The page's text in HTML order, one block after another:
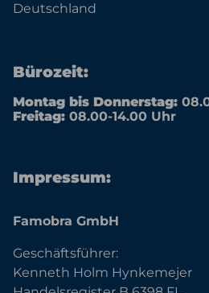
Deutschland
Bürozeit:
Montag bis Donnerstag:
Freitag: 08.00-14.00 Uhr
Impressum:
Famobra GmbH
Geschäftsführer:
Kenneth Holm Hynkemejer